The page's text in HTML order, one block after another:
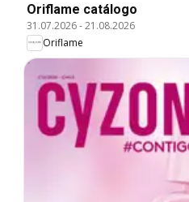
Oriflame catálogo
31.07.2026-21.08.2026
Oriflame